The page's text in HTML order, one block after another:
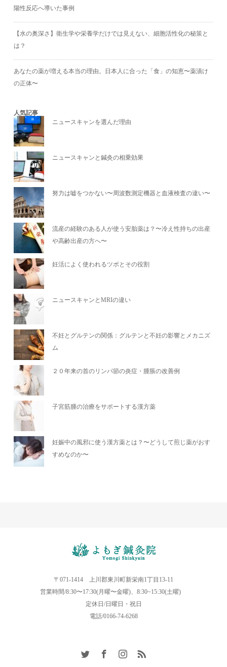
陽性反応へ導いた事例
【水の奥深さ】衛生学や栄養学だけでは見えない、細胞活性化の秘策と
は？
あなたの薬が増える本当の理由。日本人に合った「食」の知恵〜薬漬け
の正体〜
人気記事
ニュースキャンを選んだ理由
ニュースキャンと鍼灸の相乗効果
努力は嘘をつかない〜周波数測定機器と血液検査の違い〜
流産の経験のある人が使う安胎薬は？〜冷え性持ちの出産
や高齢出産の方へ〜
妊活によく使われるツボとその役割
ニュースキャンとMRIの違い
不妊とグルテンの関係：グルテンと不妊の影響とメカニズ
ム
２０年来の首のリンパ節の炎症・腫脹の改善例
子宮筋腫の治療をサポートする漢方薬
妊娠中の風邪に使う漢方薬とは？〜どうして煎じ薬がおす
すめなのか〜
〒071-1414 上川郡東川町新栄南1丁目13-11
営業時間/8:30〜17:30(月曜〜金曜)、8:30~15:30(土曜)
定休日/日曜日・祝日
電話/0166-74-6268